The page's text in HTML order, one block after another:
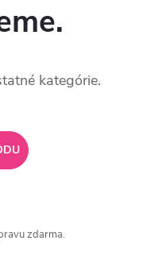
kategórie.
zdarma.